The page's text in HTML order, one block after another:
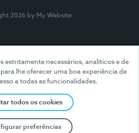
estritamente necessários, analíticos e de
lhe oferecer uma boa experiência de
a todas as funcionalidades.
todos os cookies
preferências
2026 by My Website